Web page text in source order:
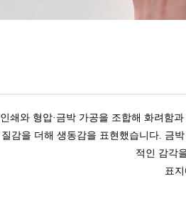
인쇄와 형압·금박 가공을 조합해 화려함
질감을 더해 생동감을 표현했습니다. 금
적인 감각
표